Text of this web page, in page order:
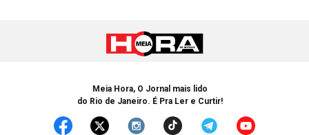
Meia Hora, O Jornal mais lido
do Rio de Janeiro. É Pra Ler e Curtir!